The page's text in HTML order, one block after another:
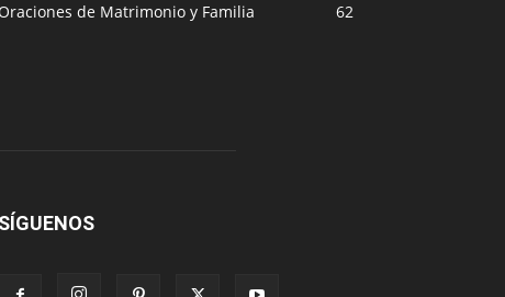
de Matrimonio y Familia
62
SÍGUENOS